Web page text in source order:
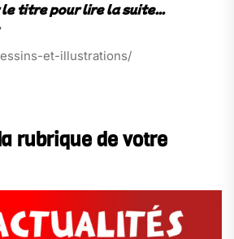
et-illustrations/
rubrique de votre